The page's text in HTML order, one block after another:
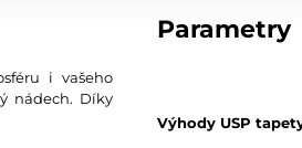
i vašeho
nádech. Díky
Parametry
Výhody USP